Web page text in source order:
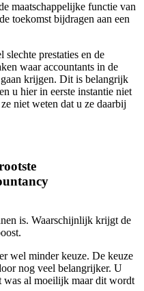
maatschappelijke functie van
toekomst bijdragen aan een
prestaties en de
waar accountants in de
gaan krijgen. Dit is belangrijk
u hier in eerste instantie niet
niet weten dat u ze daarbij
is. Waarschijnlijk krijgt de
wel minder keuze. De keuze
nog veel belangrijker. U
was al moeilijk maar dit wordt